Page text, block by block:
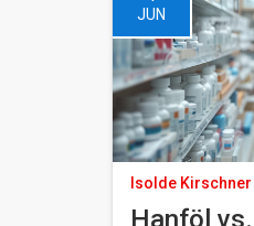
JUN
Isolde Kirschner
Hanföl